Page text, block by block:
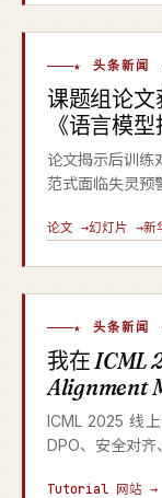
★ 头条新闻
课题组论
《语言模型
论文揭示后训练
范式面临失灵预
论文 →幻灯片 →新
★ 头条新闻
我在ICML
Alignment
ICML 2025 线
DPO、安全对齐
Tutorial 网站 →